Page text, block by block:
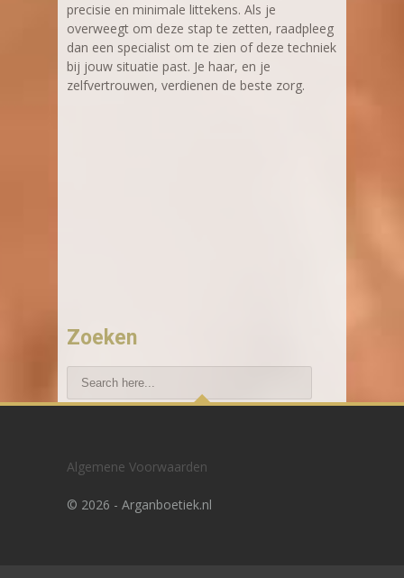
precisie en minimale littekens. Als je
overweegt om deze stap te zetten, raadpleeg
dan een specialist om te zien of deze techniek
bij jouw situatie past. Je haar, en je
zelfvertrouwen, verdienen de beste zorg.
Zoeken
NL?
Algemene Voorwaarden
© 2026 - Arganboetiek.nl